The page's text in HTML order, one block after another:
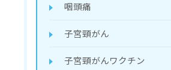
咽頭痛
子宮頸がん
子宮頸がんワクチン